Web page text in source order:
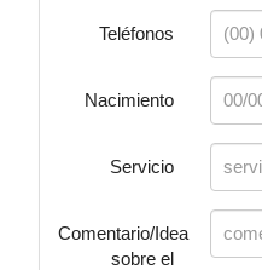
Teléfonos
Nacimiento
Servicio
Comentario/Idea
sobre el